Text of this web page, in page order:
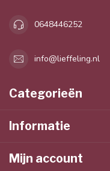
0648446252
info@lieffeling.nl
Categorieën
Informatie
Mijn account